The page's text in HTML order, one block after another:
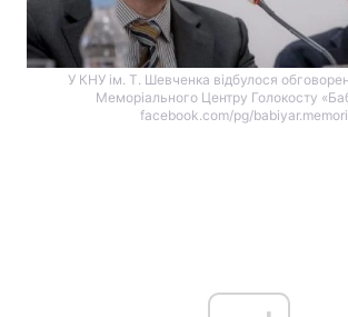
У КНУ ім. Т. Шевченка відбулося
Меморіального Центру Голокосту
facebook.com/pg/